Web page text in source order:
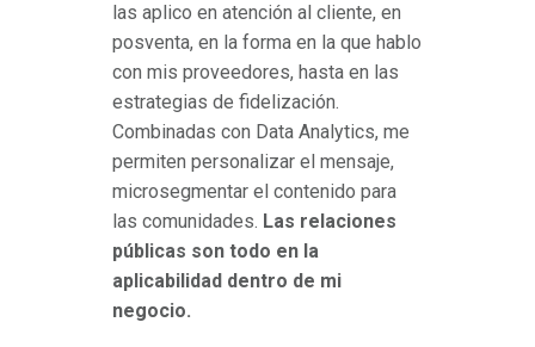
las aplico en atención al cliente, en
posventa, en la forma en la que hablo
con mis proveedores, hasta en las
estrategias de fidelización.
Combinadas con Data Analytics, me
permiten personalizar el mensaje,
microsegmentar el contenido para
las comunidades. Las relaciones
públicas son todo en la
aplicabilidad dentro de mi
negocio.